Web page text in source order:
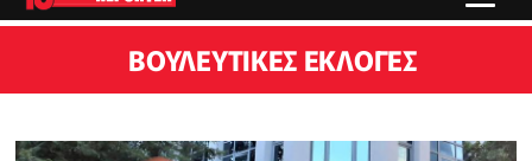
ΒΟΥΛΕΥΤΙΚΈΣ ΕΚΛΟΓΈΣ